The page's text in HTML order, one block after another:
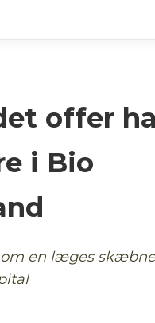
offer
i Bio
en læges